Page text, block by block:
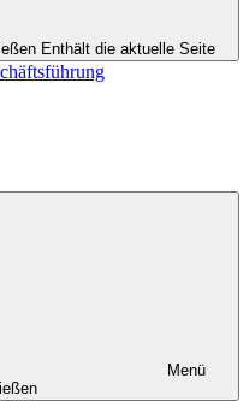
Enthält die aktuelle Seite
Menü